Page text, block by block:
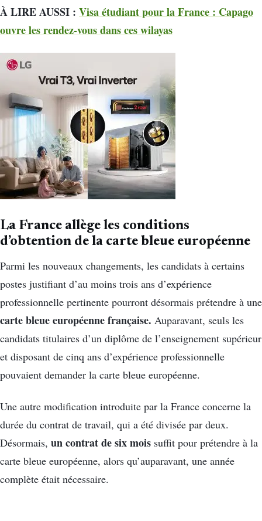
À LIRE AUSSI : Visa étudiant pour la France : Capago
ouvre les rendez-vous dans ces wilayas
La France allège les conditions
d’obtention de la carte bleue européenne
Parmi les nouveaux changements, les candidats à certains
postes justifiant d’au moins trois ans d’expérience
professionnelle pertinente pourront désormais prétendre à une
carte bleue européenne française. Auparavant, seuls les
candidats titulaires d’un diplôme de l’enseignement supérieur
et disposant de cinq ans d’expérience professionnelle
pouvaient demander la carte bleue européenne.
Une autre modification introduite par la France concerne la
durée du contrat de travail, qui a été divisée par deux.
Désormais, un contrat de six mois suffit pour prétendre à la
carte bleue européenne, alors qu’auparavant, une année
complète était nécessaire.